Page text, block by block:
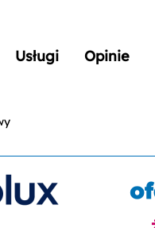
Usługi Opinie